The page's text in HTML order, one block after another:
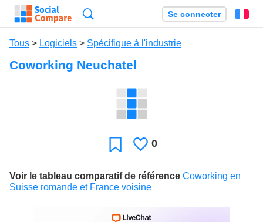
Se connecter
Tous > Logiciels > Spécifique à l'industrie
Coworking Neuchatel
Favori J'aime
0
Voir le tableau comparatif de référence Coworking en
Suisse romande et France voisine